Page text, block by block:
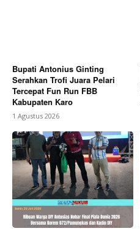
Bupati Antonius Ginting
Serahkan Trofi Juara Pelari
Tercepat Fun Run FBB
Kabupaten Karo
1 Agustus 2026